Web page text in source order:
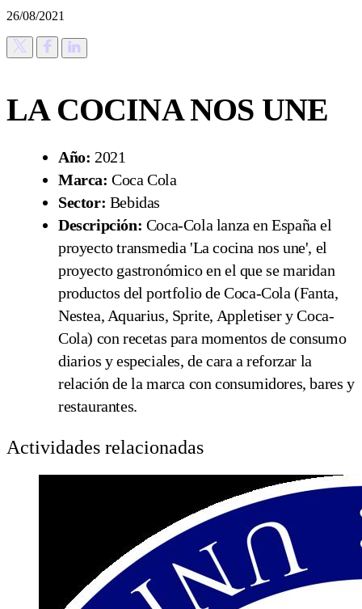
26/08/2021
LA COCINA NOS UNE
Año: 2021
Marca: Coca Cola
Sector: Bebidas
Descripción: Coca-Cola lanza en España el
proyecto transmedia 'La cocina nos une', el
proyecto gastronómico en el que se maridan
productos del portfolio de Coca-Cola (Fanta,
Nestea, Aquarius, Sprite, Appletiser y Coca-
Cola) con recetas para momentos de consumo
diarios y especiales, de cara a reforzar la
relación de la marca con consumidores, bares y
restaurantes.
Actividades relacionadas